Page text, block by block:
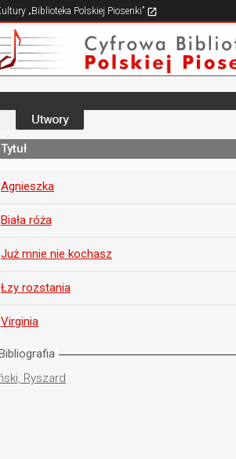
„Biblioteka Polskiej Piosenki”
Utwory
Tytuł
Agnieszka
Biała róża
Już mnie nie kochasz
Łzy rozstania
Virginia
Ryszard